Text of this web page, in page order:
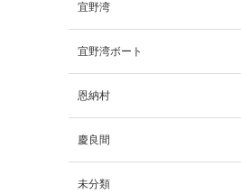
宜野湾
宜野湾ボート
恩納村
慶良間
未分類